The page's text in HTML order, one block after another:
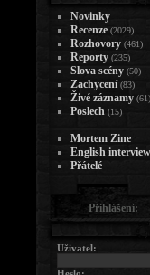
Novinky
Recenze (2029)
Rozhovory (461)
Reporty (235)
Slova scény (50)
Zachycení (83)
Živé záznamy (61)
Poslech (15)
Mortem Zine
English
Přátelé
Přihlášení:
Uživatel: